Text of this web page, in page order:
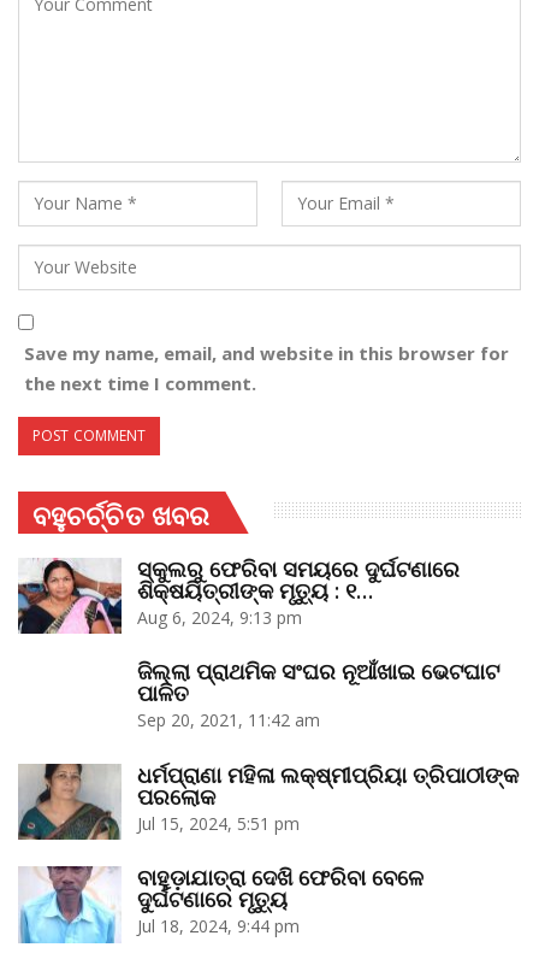
Save my name, email, and website in this browser for
the next time I comment.
ବହୁଚର୍ଚ୍ଚିତ ଖବର
ସ୍କୁଲରୁ ଫେରିବା ସମୟରେ ଦୁର୍ଘଟଣାରେ
ଶିକ୍ଷୟିତ୍ରୀଙ୍କ ମୃତ୍ୟୁ : ୧…
Aug 6, 2024, 9:13 pm
ଜିଲ୍ଲା ପ୍ରାଥମିକ ସଂଘର ନୂଆଁଖାଇ ଭେଟଘାଟ
ପାଳିତ
Sep 20, 2021, 11:42 am
ଧର୍ମପ୍ରାଣା ମହିଳା ଲକ୍ଷ୍ମୀପ୍ରିୟା ତ୍ରିପାଠୀଙ୍କ
ପରଲୋକ
Jul 15, 2024, 5:51 pm
ବାହୁଡ଼ାଯାତ୍ରା ଦେଖି ଫେରିବା ବେଳେ
ଦୁର୍ଘଟଣାରେ ମୃତ୍ୟୁ
Jul 18, 2024, 9:44 pm